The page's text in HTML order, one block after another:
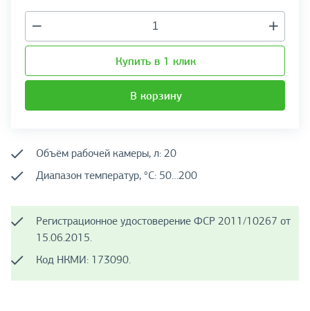
Купить в 1 клик
В корзину
Объём рабочей камеры, л: 20
Диапазон температур, °C: 50…200
Регистрационное удостоверение ФСР 2011/10267 от
15.06.2015.
Код НКМИ: 173090.